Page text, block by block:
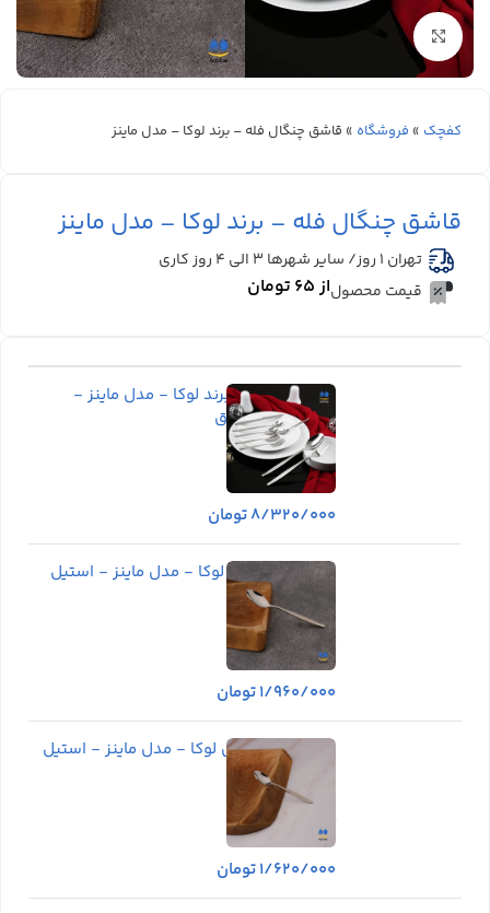
بزرگنمایی تصویر
کفچک » فروشگاه » قاشق چنگال فله – برند لوکا – مدل ماینز
قاشق چنگال فله – برند لوکا – مدل ماینز
تهران 1 روز/ سایر شهرها ۳ الی ۴ روز کاری
قیمت محصولاز ۶۵ تومان
قاشق و چنگال برند لوکا - مدل ماینز -
استیل مات و براق
۸/۳۲۰/۰۰۰تومان
موجود در انبار
قاشق مرباخوری لوکا - مدل ماینز - استیل
مات و براق
۱/۹۶۰/۰۰۰تومان
موجود در انبار
قاشق چای خوری لوکا - مدل ماینز - استیل
مات و براق
۱/۶۲۰/۰۰۰تومان
موجود در انبار